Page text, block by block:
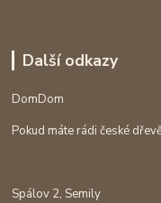
Další odkazy
DomDom
Pokud máte rádi české
Spálov 2, Semily